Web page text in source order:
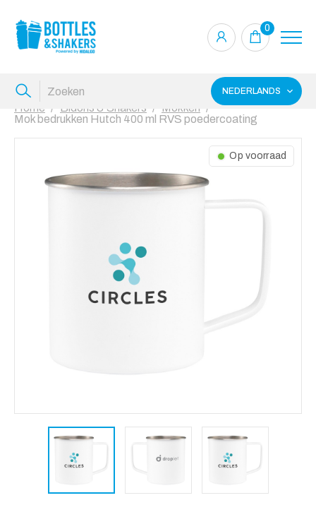
0
NEDERLANDS
Home Bidons & Shakers
Mokken
Mok bedrukken Hutch 400 ml RVS poedercoating
Op voorraad